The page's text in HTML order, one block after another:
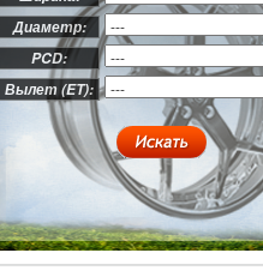
Диаметр:
PCD:
Вылет (ET):